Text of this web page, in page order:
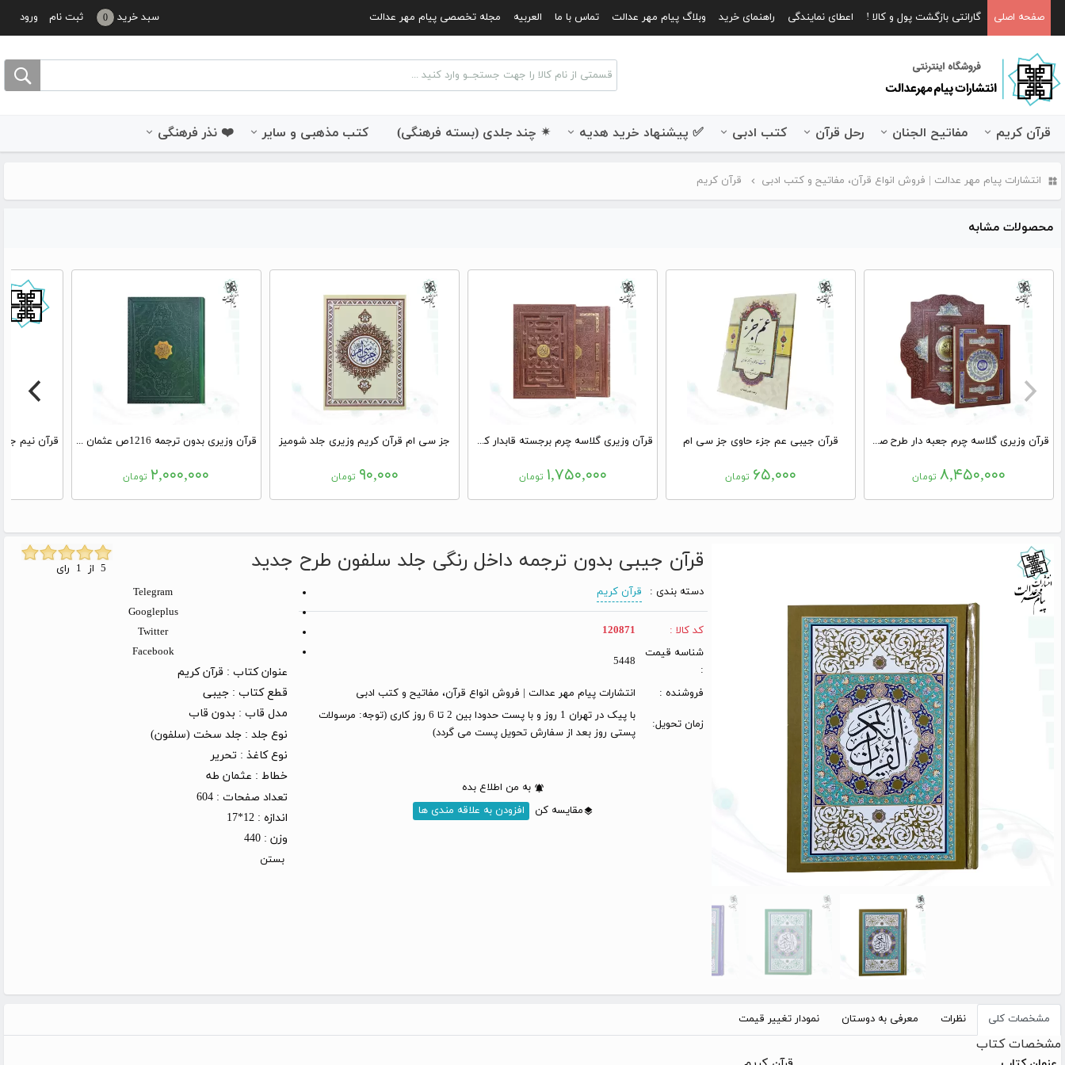
ورود ثبت نام سبد خرید 0 صفحه اصلی گارانتی بازگشت پول و کالا ! اعطای نمایندگی راهنمای خرید وبلاگ پیام مهر عدالت تماس با ما العربیه مجله تخصصی پیام مهر عدالت
قرآن کریم مفاتیح الجنان رحل قرآن کتب ادبی ✅ پیشنهاد خرید هدیه ✴ چند جلدی (بسته فرهنگی) کتب مذهبی و سایر ❤️ نذر فرهنگی
انتشارات پیام مهر عدالت | فروش انواع قرآن، مفاتیح و کتب ادبی قرآن کریم
محصولات مشابه
قرآن وزیری گلاسه چرم جعبه دار طرح صدف با آینه پلاک دار
۸,۴۵۰,۰۰۰تومان
قرآن جیبی عم جزء حاوی جز سی ام
۶۵,۰۰۰ تومان
قرآن وزیری گلاسه چرم برجسته قابدار کشویی با پلاک وسط
۱,۷۵۰,۰۰۰ تومان
جز سی ام قرآن کریم وزیری جلد شومیز
۹۰,۰۰۰ تومان
قرآن وزیری بدون ترجمه 1216ص عثمان طه چرم بدون قاب درشت خط
۲,۰۰۰,۰۰۰ تومان
قرآن جیبی بدون ترجمه داخل رنگی جلد سلفون طرح جدید
دسته بندی :
قرآن کریم
کد کالا :
120871
شناسه قیمت
:
5448
فروشنده : انتشارات پیام مهر عدالت | فروش انواع قرآن، مفاتیح و کتب ادبی
زمان تحویل:
با پیک در تهران 1 روز و با پست حدودا بین 2 تا 6 روز کاری (توجه: مرسولات
پستی روز بعد از سفارش تحویل پست می گردد)
به من اطلاع بده
مقایسه کن
افزودن به علاقه مندی ها
Telegram
Googleplus
Twitter
Facebook
عنوان کتاب : قرآن کریم
قطع کتاب :جیبی
مدل قاب : بدون قاب
نوع جلد :جلد سخت (سلفون)
نوع کاغذ : تحریر
خطاط : عثمان طه
تعداد صفحات :604
اندازه :12*17
وزن :440
بستن
مشخصات کلی نظرات معرفی به دوستان نمودار تغییر قیمت
مشخصات کتاب